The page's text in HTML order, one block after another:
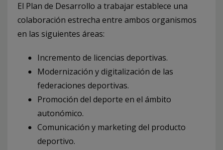
El Plan de Desarrollo a trabajar establece una
colaboración estrecha entre ambos organismos
en las siguientes áreas:
Incremento de licencias deportivas.
Modernización y digitalización de las
federaciones deportivas.
Promoción del deporte en el ámbito
autonómico.
Comunicación y marketing del producto
deportivo.